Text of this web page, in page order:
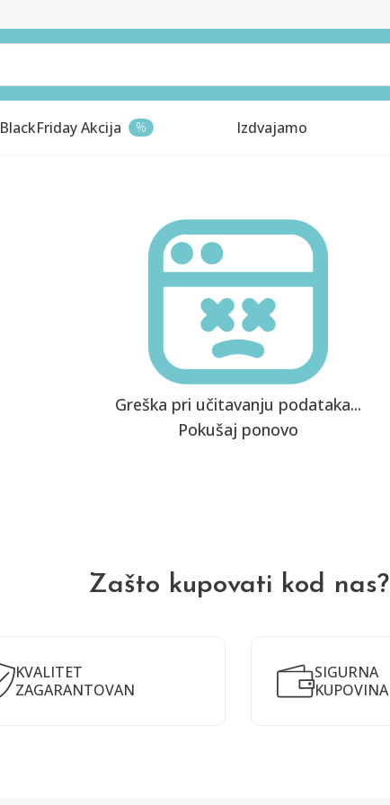
BlackFriday Akcija % Izdvajamo
Greška pri učitavanju podataka...
Pokušaj ponovo
Zašto kupovati kod nas?
KVALITET
ZAGARANTOVAN
SIGURNA
KUPOVINA